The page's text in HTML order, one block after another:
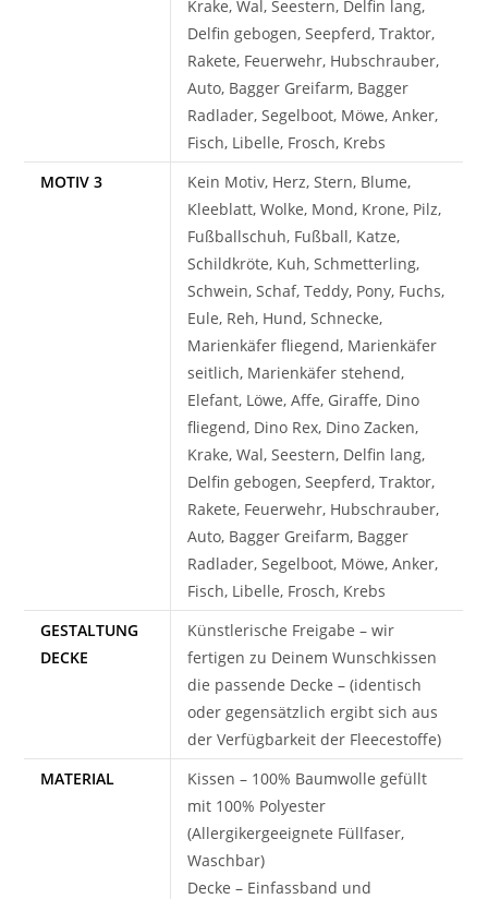
Krake, Wal, Seestern, Delfin lang,
Delfin gebogen, Seepferd, Traktor,
Rakete, Feuerwehr, Hubschrauber,
Auto, Bagger Greifarm, Bagger
Radlader, Segelboot, Möwe, Anker,
Fisch, Libelle, Frosch, Krebs
MOTIV 3
Kein Motiv, Herz, Stern, Blume,
Kleeblatt, Wolke, Mond, Krone, Pilz,
Fußballschuh, Fußball, Katze,
Schildkröte, Kuh, Schmetterling,
Schwein, Schaf, Teddy, Pony, Fuchs,
Eule, Reh, Hund, Schnecke,
Marienkäfer fliegend, Marienkäfer
seitlich, Marienkäfer stehend,
Elefant, Löwe, Affe, Giraffe, Dino
fliegend, Dino Rex, Dino Zacken,
Krake, Wal, Seestern, Delfin lang,
Delfin gebogen, Seepferd, Traktor,
Rakete, Feuerwehr, Hubschrauber,
Auto, Bagger Greifarm, Bagger
Radlader, Segelboot, Möwe, Anker,
Fisch, Libelle, Frosch, Krebs
GESTALTUNG
DECKE
Künstlerische Freigabe – wir
fertigen zu Deinem Wunschkissen
die passende Decke – (identisch
oder gegensätzlich ergibt sich aus
der Verfügbarkeit der Fleecestoffe)
MATERIAL
Kissen – 100% Baumwolle gefüllt
mit 100% Polyester
(Allergikergeeignete Füllfaser,
Waschbar)
Decke – Einfassband und